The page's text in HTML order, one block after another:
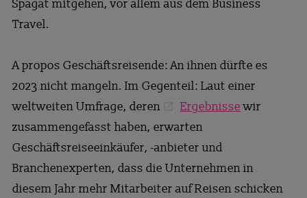
Spagat mitgehen, vor allem aus dem Business
Travel.
A propos Geschäftsreisende: An ihnen dürfte es
2023 nicht mangeln. Im Gegenteil: Laut einer
weltweiten Umfrage, deren
Ergebnissewir
zusammengefasst haben, erwarten
Geschäftsreiseeinkäufer, -anbieter und
Branchenexperten, dass die Unternehmen in
diesem Jahr mehr Mitarbeiter auf Reisen schicken